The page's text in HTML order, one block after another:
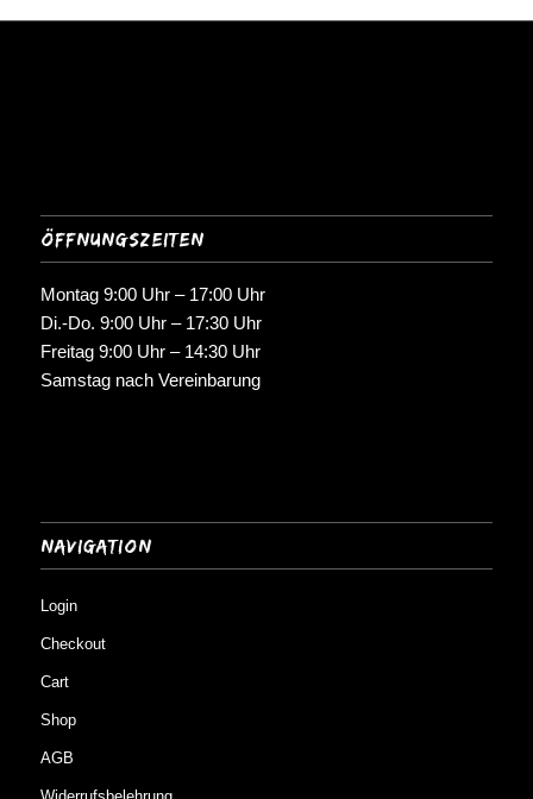
Öffnungszeiten
Montag 9:00 Uhr – 17:00 Uhr
Di.-Do. 9:00 Uhr – 17:30 Uhr
Freitag 9:00 Uhr – 14:30 Uhr
Samstag nach Vereinbarung
Navigation
Login
Checkout
Cart
Shop
AGB